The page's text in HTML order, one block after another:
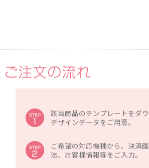
該当商品のテンプレートをダウ
デザインデータをご用意。
ご希望の対応機種から、決済
法、お客様情報等をご入力。